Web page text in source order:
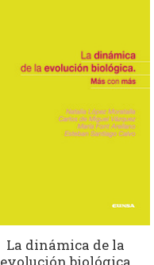
La dinámica de la
evolución biológica